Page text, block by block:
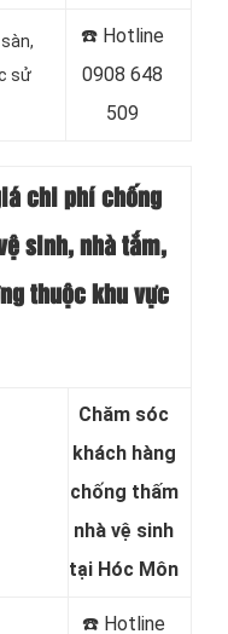
sử
☎️ Hotline
0908 648
509
chi phí chống
sinh, nhà tắm,
thuộc khu vực
Chăm sóc
khách hàng
chống thấm
nhà vệ sinh
tại Hóc Môn
☎️ Hotline